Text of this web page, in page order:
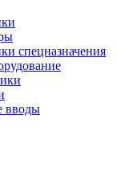
спецназначения
вводы